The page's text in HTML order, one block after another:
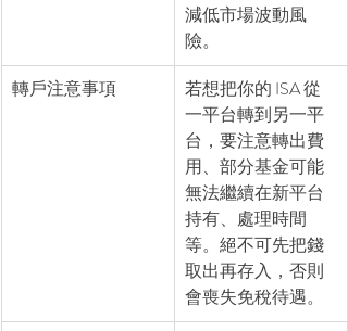
減低市場波動風
險。
轉戶注意事項
若想把你的 ISA 從
一平台轉到另一平
台，要注意轉出費
用、部分基金可能
無法繼續在新平台
持有、處理時間
等。絕不可先把錢
取出再存入，否則
會喪失免稅待遇。